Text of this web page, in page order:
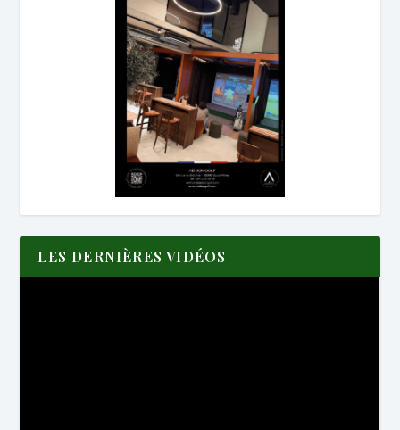
LES DERNIÈRES VIDÉOS